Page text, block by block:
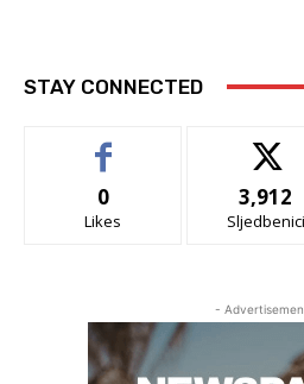
STAY CONNECTED
0
Likes
3,912
Sljedbenici
-